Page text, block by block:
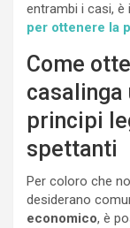
entrambi i casi, è
per ottenere la
Come
principi
spettanti
Per coloro che
desiderano
economico, è